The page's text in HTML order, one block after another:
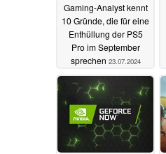
Gaming-Analyst kennt
10 Gründe, die für eine
Enthüllung der PS5
Pro im September
sprechen 23.07.2024